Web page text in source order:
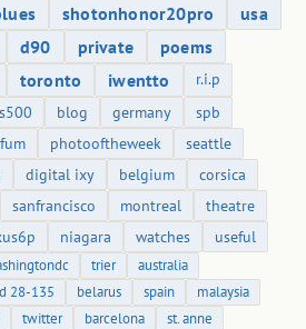
shotonhonor20pro
usa
d90 private
poems
toronto iwentto
r.i.p
blog germany
spb
photooftheweek
seattle
digital ixy belgium
corsica
sanfrancisco montreal
theatre
niagara watches useful
trier
australia
28-135 belarus spain
malaysia
twitter barcelona
st. anne